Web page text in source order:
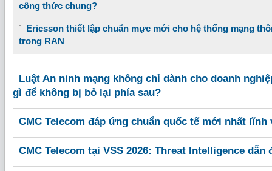
công thức chung?
Ericsson thiết lập chuẩn mực mới cho hệ thống mạng
trong RAN
Luật An ninh mạng không chỉ dành cho doanh
gì để không bị bỏ lại phía sau?
CMC Telecom đáp ứng chuẩn quốc tế mới nhất
CMC Telecom tại VSS 2026: Threat Intelligence dẫn